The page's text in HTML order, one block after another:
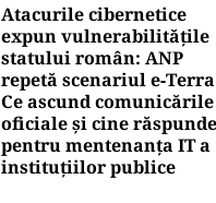
Atacurile cibernetice
expun vulnerabilitățile
statului român: ANP
repetă scenariul
Ce ascund comunicările
oficiale și cine răspunde
pentru mentenanța IT a
instituțiilor publice